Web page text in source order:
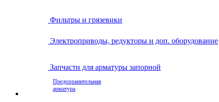
Фильтры и грязевики
Электроприводы, редукторы и доп. оборудование
Запчасти для арматуры запорной
Предохранительная
арматура